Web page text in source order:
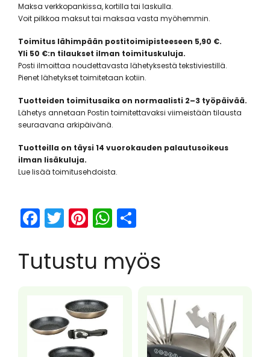
Maksa verkkopankissa, kortilla tai laskulla.
Voit pilkkoa maksut tai maksaa vasta myöhemmin.
Toimitus lähimpään postitoimipisteeseen 5,90 €.
Yli 50 €:n tilaukset ilman toimituskuluja.
Posti ilmoittaa noudettavasta lähetyksestä tekstiviestillä.
Pienet lähetykset toimitetaan kotiin.
Tuotteiden toimitusaika on normaalisti 2–3 työpäivää.
Lähetys annetaan Postin toimitettavaksi viimeistään tilausta
seuraavana arkipäivänä.
Tuotteilla on täysi 14 vuorokauden palautusoikeus
ilman lisäkuluja.
Lue lisää toimitusehdoista.
F
a
c
e
o
o
T
w
itt
er
Pi
nt
er
e
st
W
h
a
ts
ar
e
Tutustu myös